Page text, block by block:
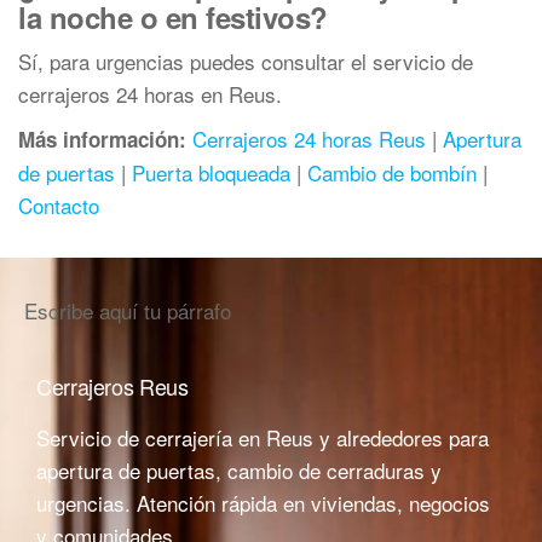
la noche o en festivos?
Sí, para urgencias puedes consultar el servicio de
cerrajeros 24 horas en Reus.
Más información: Cerrajeros 24 horas Reus | Apertura
de puertas | Puerta bloqueada | Cambio de bombín |
Contacto
Escribe aquí tu párrafo
Cerrajeros Reus
Servicio de cerrajería en Reus y alrededores para
apertura de puertas, cambio de cerraduras y
urgencias. Atención rápida en viviendas, negocios
y comunidades.